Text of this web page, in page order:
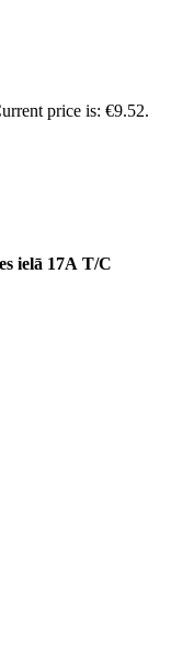
price is: €9.52.
ielā 17A T/C